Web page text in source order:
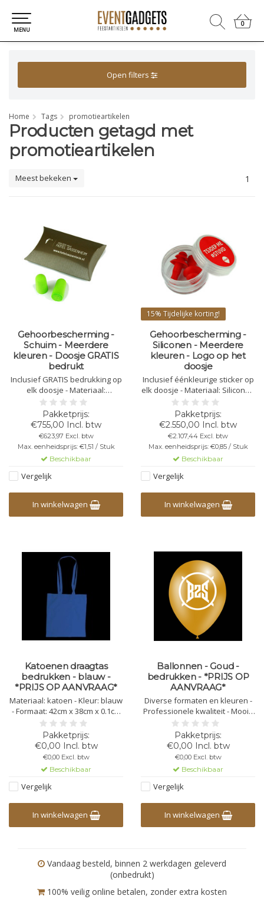
0
0
MENU
Open filters
Home Tags promotieartikelen
Producten getagd met
promotieartikelen
Meest bekeken 1
Gehoorbescherming -
Schuim - Meerdere
kleuren - Doosje GRATIS
bedrukt
Inclusief GRATIS bedrukking op
elk doosje - Materiaal:
Polyurethaan schuim - Per set
in kartonnen doosje - Afmeting:
55x80x15mm - Geluidsreductie:
28db - 33db
€755,00 Incl. btw
€623,97 Excl. btw
Max. eenheidsprijs: €1,51 / Stuk
Beschikbaar
Vergelijk
In winkelwagen
15% Tijdelijke korting!
Gehoorbescherming -
Siliconen - Meerdere
kleuren - Logo op het
doosje
Inclusief éénkleurige sticker op
elk doosje - Materiaal: Siliconen
- Per set in een plastic doosje
(37mm - ↕ 19mm) -
Geluidsreductie: 25db - 30db
€2.550,00 Incl. btw
€2.107,44 Excl. btw
Max. eenheidsprijs: €0,85 / Stuk
Beschikbaar
Vergelijk
In winkelwagen
Katoenen draagtas
bedrukken - blauw -
*PRIJS OP AANVRAAG*
Materiaal: katoen - Kleur: blauw
- Formaat: 42cm x 38cm x 0.1cm
Lengte handvat: 82cm - Gewicht:
110 gr/m2 - Bedrukking mogelijk
in 1,2,3 of 4 kleuren
€0,00 Incl. btw
€0,00 Excl. btw
Beschikbaar
Vergelijk
In winkelwagen
Ballonnen - Goud -
bedrukken - *PRIJS OP
AANVRAAG*
Diverse formaten en kleuren -
Professionele kwaliteit - Mooie
glans - Beste prijs/kwaliteit -
Contacteer ons voor meer
informatie
€0,00 Incl. btw
€0,00 Excl. btw
Beschikbaar
Vergelijk
In winkelwagen
Vandaag besteld, binnen 2 werkdagen geleverd
(onbedrukt)
100% veilig online betalen, zonder extra kosten